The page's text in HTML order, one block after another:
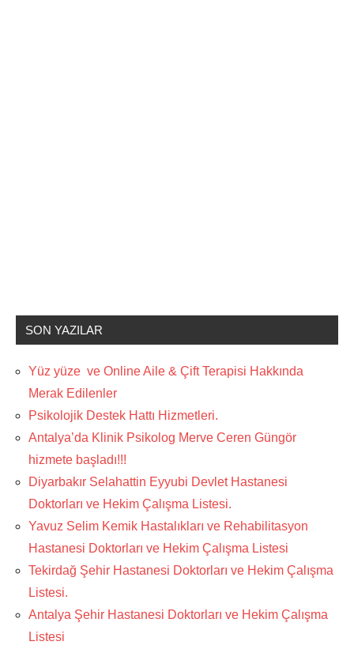
SON YAZILAR
Yüz yüze ve Online Aile & Çift Terapisi Hakkında
Merak Edilenler
Psikolojik Destek Hattı Hizmetleri.
Antalya’da Klinik Psikolog Merve Ceren Güngör
hizmete başladı!!!
Diyarbakır Selahattin Eyyubi Devlet Hastanesi
Doktorları ve Hekim Çalışma Listesi.
Yavuz Selim Kemik Hastalıkları ve Rehabilitasyon
Hastanesi Doktorları ve Hekim Çalışma Listesi
Tekirdağ Şehir Hastanesi Doktorları ve Hekim Çalışma
Listesi.
Antalya Şehir Hastanesi Doktorları ve Hekim Çalışma
Listesi